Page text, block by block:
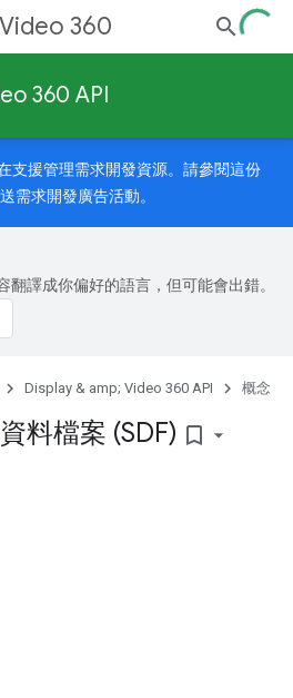
360
360 API
支援管理需求開發資源。請參閱這份
需求開發廣告活動。
翻譯成你偏好的語言，但可能會出錯。
Display & amp; Video 360 API 概念
料檔案 (SDF) bookmark_border